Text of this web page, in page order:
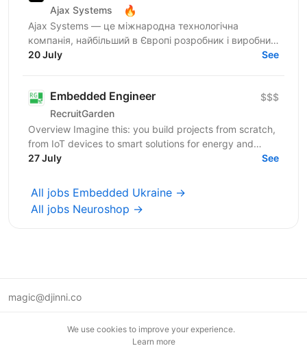
Ajax Systems 🔥
Ajax Systems — це міжнародна технологічна
компанія, найбільший в Європі розробник і виробник
систем безпеки Ajax із можливостями розумного
20 July See
Embedded Engineer
RecruitGarden
$$$
Overview Imagine this: you build projects from scratch,
from IoT devices to smart solutions for energy and
security. We’re looking for an Embedded Engineer....
27 July See
All jobs Embedded Ukraine →
All jobs Neuroshop →
magic@djinni.co
We use cookies to improve your experience.
Learn more